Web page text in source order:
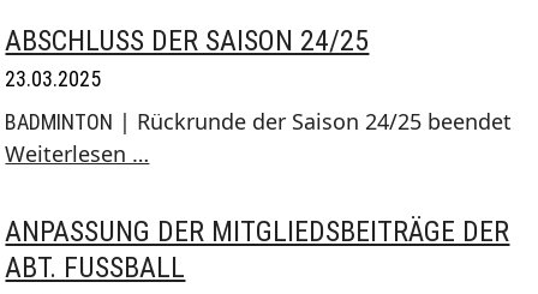
Axel
Winter
ABSCHLUSS DER SAISON 24/25
23.03.2025
BADMINTON | Rückrunde der Saison 24/25 beendet
Weiterlesen …
Saison
24/25
ANPASSUNG DER MITGLIEDSBEITRÄGE DER
ABT. FUSSBALL